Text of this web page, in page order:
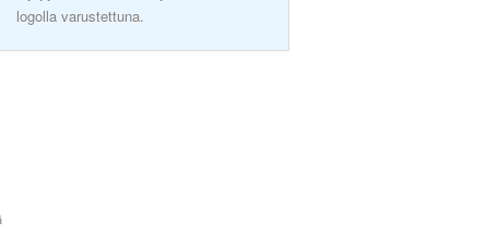
logolla varustettuna.